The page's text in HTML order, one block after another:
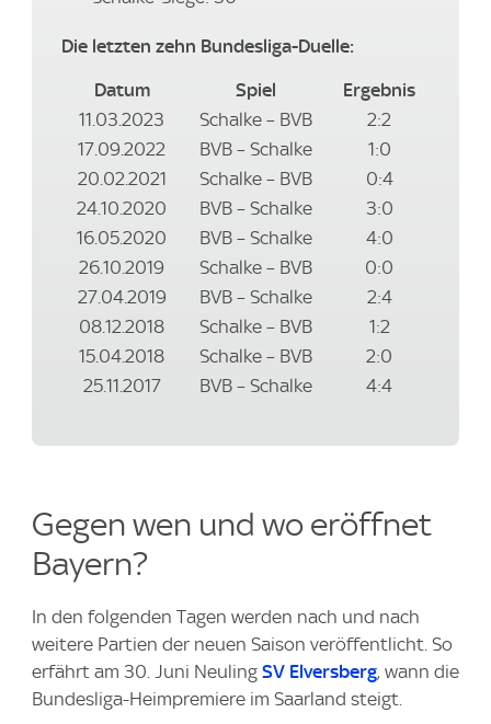
Die letzten zehn Bundesliga-Duelle:
Datum Spiel
Ergebnis
11.03.2023
Schalke – BVB
2:2
17.09.2022
BVB – Schalke
1:0
20.02.2021
Schalke – BVB
0:4
24.10.2020
BVB – Schalke
3:0
16.05.2020
BVB – Schalke
4:0
26.10.2019
Schalke – BVB
0:0
27.04.2019
BVB – Schalke
2:4
08.12.2018
Schalke – BVB
1:2
15.04.2018
Schalke – BVB
2:0
25.11.2017
BVB – Schalke 4:4
Gegen wen und wo eröffnet
Bayern?
In den folgenden Tagen werden nach und nach
weitere Partien der neuen Saison veröffentlicht. So
erfährt am 30. Juni Neuling SV Elversberg, wann die
Bundesliga-Heimpremiere im Saarland steigt.